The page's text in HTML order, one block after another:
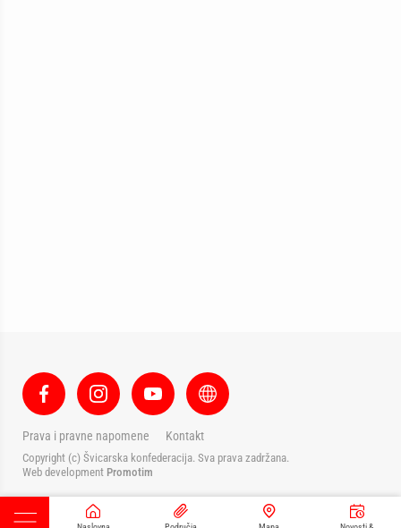
Prava i pravne napomene Kontakt
Copyright (c) Švicarska konfederacija. Sva prava zadržana.
Web development Promotim